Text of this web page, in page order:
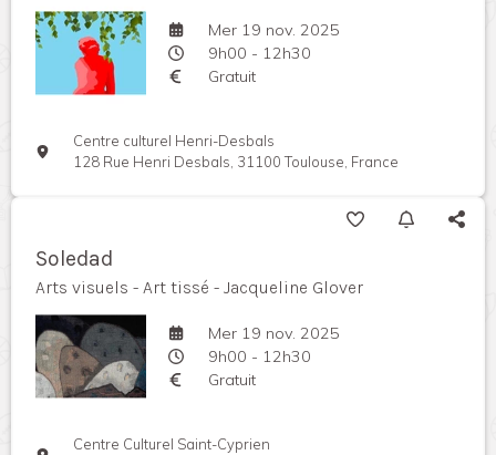
Mer 19 nov. 2025
9h00 - 12h30
Gratuit
Centre culturel Henri-Desbals
128 Rue Henri Desbals, 31100 Toulouse, France
Soledad
Arts visuels - Art tissé - Jacqueline Glover
Mer 19 nov. 2025
9h00 - 12h30
Gratuit
Centre Culturel Saint-Cyprien